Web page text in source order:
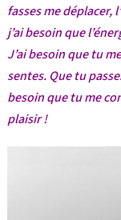
fasses me déplacer,
j’ai besoin que
J’ai besoin que tu
sentes. Que tu
besoin que tu me
plaisir !